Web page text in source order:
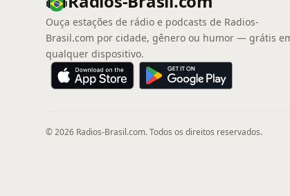
Ouça estações de rádio e podcasts de Radios-
Brasil.com por cidade, gênero ou humor — grátis
qualquer dispositivo.
© 2026 Radios-Brasil.com. Todos os direitos reservados.